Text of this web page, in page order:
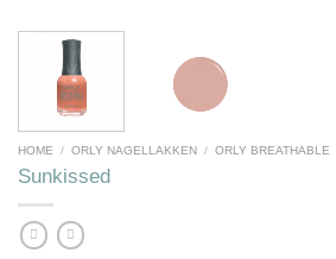
HOME / ORLY NAGELLAKKEN / ORLY BREATHABLE
Sunkissed